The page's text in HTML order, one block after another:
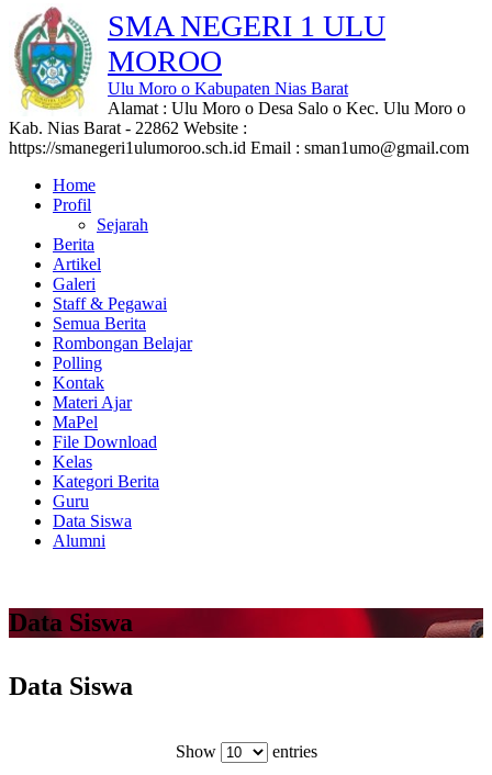
SMA NEGERI 1 ULU
MOROO
Ulu Moro o Kabupaten Nias Barat
Alamat : Ulu Moro o Desa Salo o Kec. Ulu Moro o
Kab. Nias Barat - 22862 Website :
https://smanegeri1ulumoroo.sch.id Email : sman1umo@gmail.com
Home
Profil
Sejarah
Berita
Artikel
Galeri
Staff & Pegawai
Semua Berita
Rombongan Belajar
Polling
Kontak
Materi Ajar
MaPel
File Download
Kelas
Kategori Berita
Guru
Data Siswa
Alumni
Data Siswa
Data Siswa
Show
entries